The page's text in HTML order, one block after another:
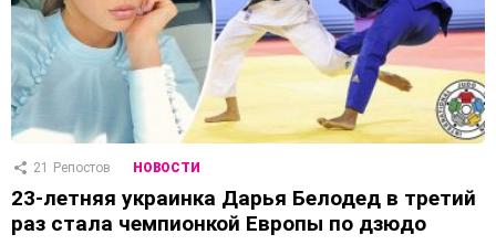
21 Репостов НОВОСТИ
23-летняя украинка Дарья Белодед в третий
раз стала чемпионкой Европы по дзюдо